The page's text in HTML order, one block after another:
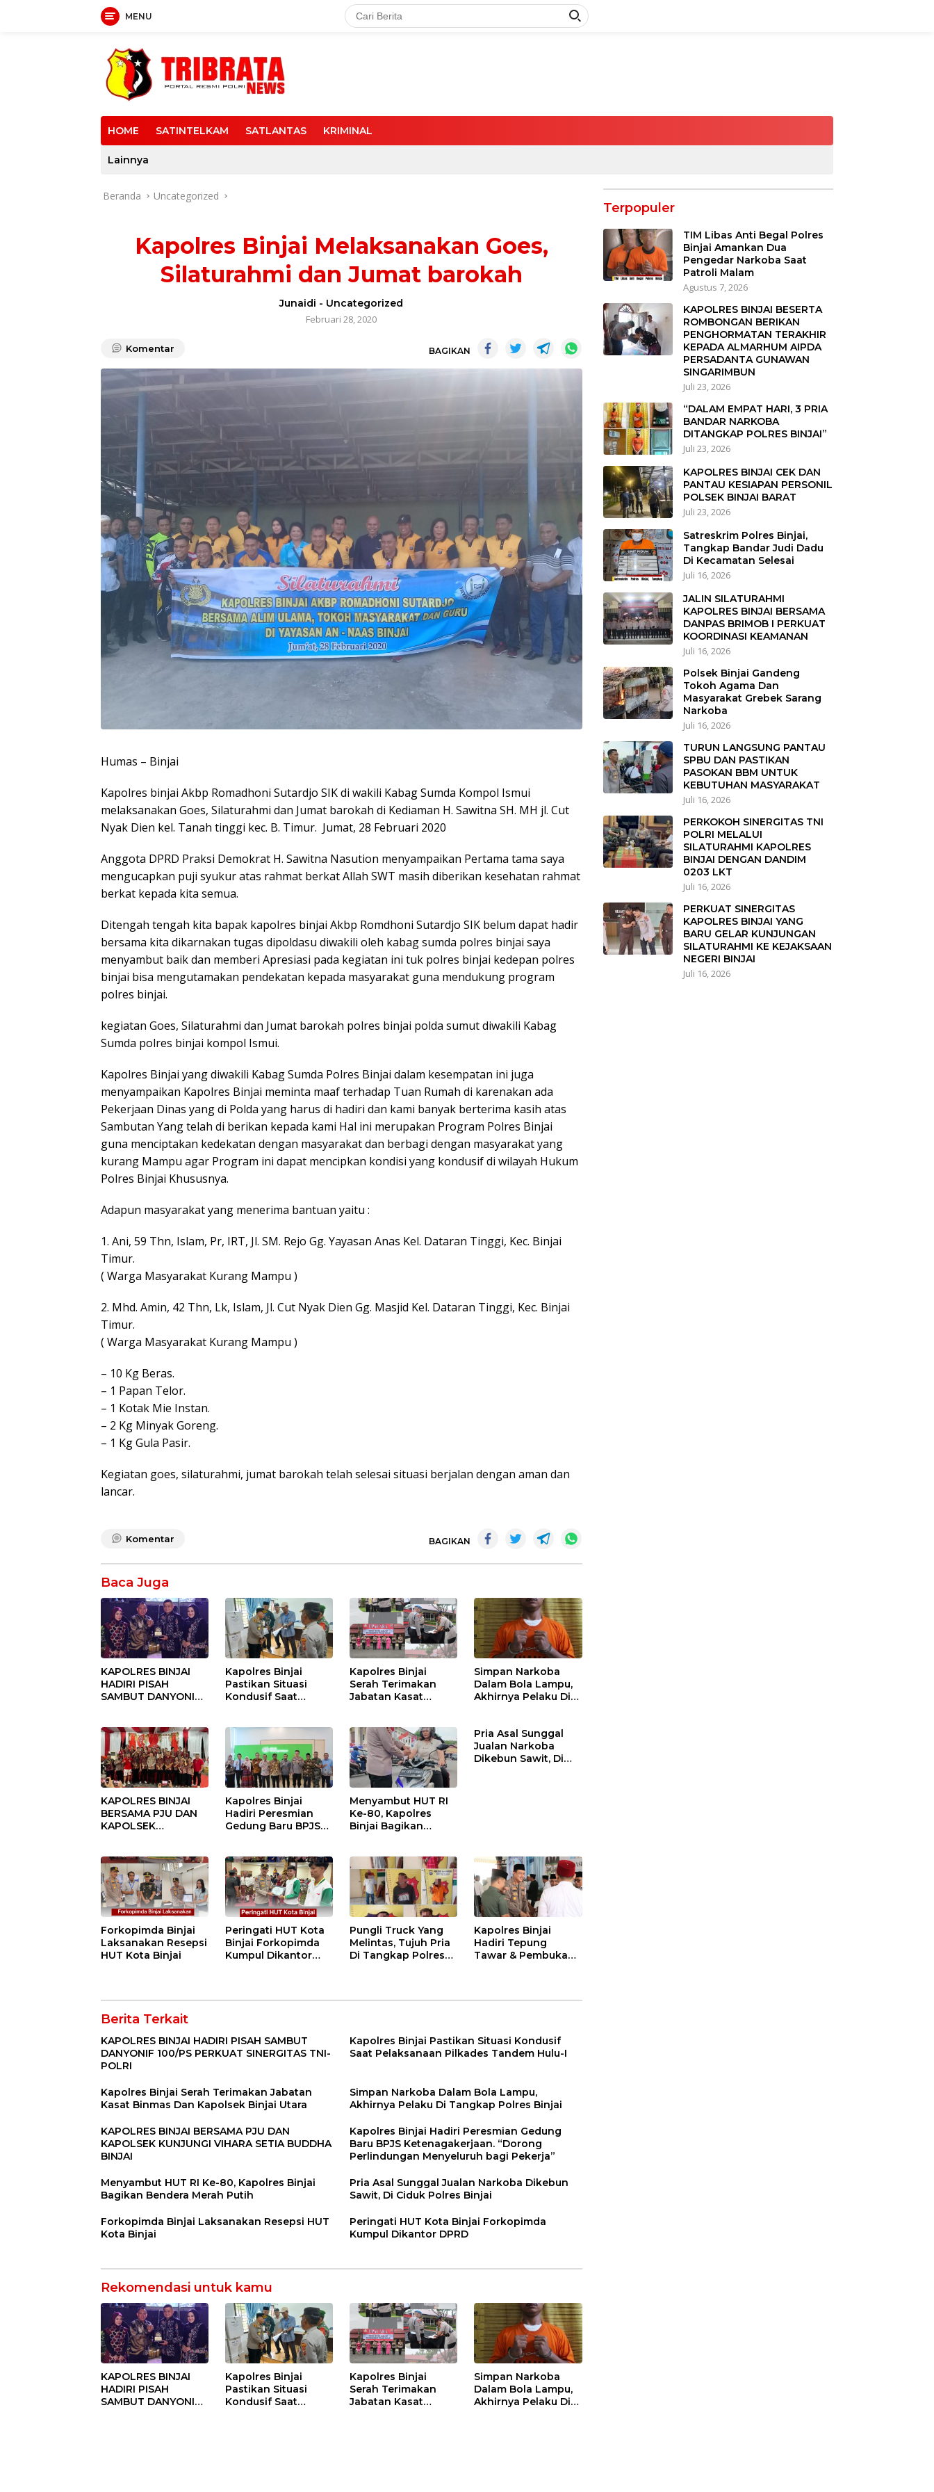
MENU
HOME SATINTELKAM SATLANTAS KRIMINAL
Lainnya
Beranda Uncategorized
Kapolres Binjai Melaksanakan Goes,
Silaturahmi dan Jumat barokah
Junaidi - Uncategorized
Februari 28, 2020
Komentar BAGIKAN
Humas – Binjai
Kapolres binjai Akbp Romadhoni Sutardjo SIK di wakili Kabag Sumda Kompol Ismui
melaksanakan Goes, Silaturahmi dan Jumat barokah di Kediaman H. Sawitna SH. MH jl. Cut
Nyak Dien kel. Tanah tinggi kec. B. Timur. Jumat, 28 Februari 2020
Anggota DPRD Praksi Demokrat H. Sawitna Nasution menyampaikan Pertama tama saya
mengucapkan puji syukur atas rahmat berkat Allah SWT masih diberikan kesehatan rahmat
berkat kepada kita semua.
Ditengah tengah kita bapak kapolres binjai Akbp Romdhoni Sutardjo SIK belum dapat hadir
bersama kita dikarnakan tugas dipoldasu diwakili oleh kabag sumda polres binjai saya
menyambut baik dan memberi Apresiasi pada kegiatan ini tuk polres binjai kedepan polres
binjai bisa mengutamakan pendekatan kepada masyarakat guna mendukung program
polres binjai.
kegiatan Goes, Silaturahmi dan Jumat barokah polres binjai polda sumut diwakili Kabag
Sumda polres binjai kompol Ismui.
Kapolres Binjai yang diwakili Kabag Sumda Polres Binjai dalam kesempatan ini juga
menyampaikan Kapolres Binjai meminta maaf terhadap Tuan Rumah di karenakan ada
Pekerjaan Dinas yang di Polda yang harus di hadiri dan kami banyak berterima kasih atas
Sambutan Yang telah di berikan kepada kami Hal ini merupakan Program Polres Binjai
guna menciptakan kedekatan dengan masyarakat dan berbagi dengan masyarakat yang
kurang Mampu agar Program ini dapat mencipkan kondisi yang kondusif di wilayah Hukum
Polres Binjai Khususnya.
Adapun masyarakat yang menerima bantuan yaitu :
1. Ani, 59 Thn, Islam, Pr, IRT, Jl. SM. Rejo Gg. Yayasan Anas Kel. Dataran Tinggi, Kec. Binjai
Timur.
( Warga Masyarakat Kurang Mampu )
2. Mhd. Amin, 42 Thn, Lk, Islam, Jl. Cut Nyak Dien Gg. Masjid Kel. Dataran Tinggi, Kec. Binjai
Timur.
( Warga Masyarakat Kurang Mampu )
– 10 Kg Beras.
– 1 Papan Telor.
– 1 Kotak Mie Instan.
– 2 Kg Minyak Goreng.
– 1 Kg Gula Pasir.
Kegiatan goes, silaturahmi, jumat barokah telah selesai situasi berjalan dengan aman dan
lancar.
Komentar BAGIKAN
Baca Juga
KAPOLRES BINJAI
HADIRI PISAH
SAMBUT DANYONIF
POLRI
Kapolres Binjai
Pastikan Situasi
Kondusif Saat
Kapolres Binjai
Serah Terimakan
Jabatan Kasat
Utara
Simpan Narkoba
Dalam Bola Lampu,
Akhirnya Pelaku Di
KAPOLRES BINJAI
BERSAMA PJU DAN
KAPOLSEK
BINJAI
Kapolres Binjai
Hadiri Peresmian
Gedung Baru BPJS
Perlindungan
Menyeluruh bagi
Pekerja”
Menyambut HUT RI
Ke-80, Kapolres
Binjai Bagikan
Pria Asal Sunggal
Jualan Narkoba
Dikebun Sawit, Di
Forkopimda Binjai
Laksanakan Resepsi
HUT Kota Binjai
Peringati HUT Kota
Binjai Forkopimda
Kumpul Dikantor
Pungli Truck Yang
Melintas, Tujuh Pria
Di Tangkap Polres
Kapolres Binjai
Hadiri Tepung
Tawar & Pembukaan
Berita Terkait
KAPOLRES BINJAI HADIRI PISAH SAMBUT
DANYONIF 100/PS PERKUAT SINERGITAS TNI-
POLRI
Kapolres Binjai Pastikan Situasi Kondusif
Saat Pelaksanaan Pilkades Tandem Hulu-I
Kapolres Binjai Serah Terimakan Jabatan
Kasat Binmas Dan Kapolsek Binjai Utara
Simpan Narkoba Dalam Bola Lampu,
Akhirnya Pelaku Di Tangkap Polres Binjai
KAPOLRES BINJAI BERSAMA PJU DAN
KAPOLSEK KUNJUNGI VIHARA SETIA BUDDHA
BINJAI
Kapolres Binjai Hadiri Peresmian Gedung
Baru BPJS Ketenagakerjaan. “Dorong
Perlindungan Menyeluruh bagi Pekerja”
Menyambut HUT RI Ke-80, Kapolres Binjai
Bagikan Bendera Merah Putih
Pria Asal Sunggal Jualan Narkoba Dikebun
Sawit, Di Ciduk Polres Binjai
Forkopimda Binjai Laksanakan Resepsi HUT
Kota Binjai
Peringati HUT Kota Binjai Forkopimda
Kumpul Dikantor DPRD
Rekomendasi untuk kamu
KAPOLRES BINJAI
HADIRI PISAH
SAMBUT DANYONIF
Kapolres Binjai
Pastikan Situasi
Kondusif Saat
Kapolres Binjai
Serah Terimakan
Jabatan Kasat
Simpan Narkoba
Dalam Bola Lampu,
Akhirnya Pelaku Di
Terpopuler
TIM Libas Anti Begal Polres
Binjai Amankan Dua
Pengedar Narkoba Saat
Patroli Malam
Agustus 7, 2026
KAPOLRES BINJAI BESERTA
ROMBONGAN BERIKAN
PENGHORMATAN TERAKHIR
KEPADA ALMARHUM AIPDA
PERSADANTA GUNAWAN
SINGARIMBUN
Juli 23, 2026
“DALAM EMPAT HARI, 3 PRIA
BANDAR NARKOBA
DITANGKAP POLRES BINJAI”
Juli 23, 2026
KAPOLRES BINJAI CEK DAN
PANTAU KESIAPAN PERSONIL
POLSEK BINJAI BARAT
Juli 23, 2026
Satreskrim Polres Binjai,
Tangkap Bandar Judi Dadu
Di Kecamatan Selesai
Juli 16, 2026
JALIN SILATURAHMI
KAPOLRES BINJAI BERSAMA
DANPAS BRIMOB I PERKUAT
KOORDINASI KEAMANAN
Juli 16, 2026
Polsek Binjai Gandeng
Tokoh Agama Dan
Masyarakat Grebek Sarang
Narkoba
Juli 16, 2026
TURUN LANGSUNG PANTAU
SPBU DAN PASTIKAN
PASOKAN BBM UNTUK
KEBUTUHAN MASYARAKAT
Juli 16, 2026
PERKOKOH SINERGITAS TNI
POLRI MELALUI
SILATURAHMI KAPOLRES
BINJAI DENGAN DANDIM
0203 LKT
Juli 16, 2026
PERKUAT SINERGITAS
KAPOLRES BINJAI YANG
BARU GELAR KUNJUNGAN
SILATURAHMI KE KEJAKSAAN
NEGERI BINJAI
Juli 16, 2026